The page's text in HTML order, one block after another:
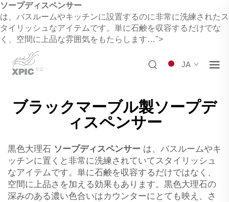
ソープディスペンサー
は、バスルームやキッチンに設置するのに非常に洗練されたス
タイリッシュなアイテムです。単に石鹸を収容するだけでな
く、空間に上品な雰囲気をもたらします…">
JA
ブラックマーブル製ソープデ
ィスペンサー
黒色大理石 ソープディスペンサー は、バスルームやキ
ッチンに置くと非常に洗練されていてスタイリッシュ
なアイテムです。単に石鹸を収容するだけではなく、
空間に上品さを加える効果もあります。黒色大理石の
深みのある濃い色合いはカウンターにとても映え、さ